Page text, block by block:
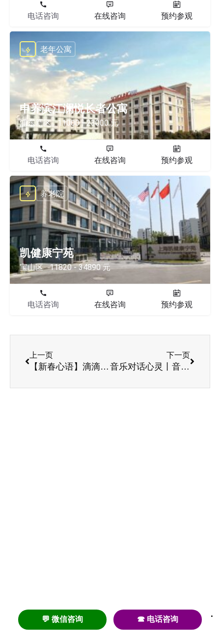
电话咨询 在线咨询 预约参观
申养滨江澜悦长者公寓
浦东新区 11000 - 23000 元
老年公寓
电话咨询 在线咨询 预约参观
凯健康宁苑
宝山区 11820 - 34890 元
养老院
电话咨询 在线咨询 预约参观
上一页
【新春心语】滴滴滴，新年的第一份祝福已发出，请查收！
下一页
音乐对话心灵丨音乐照顾走进吉祥苑
💬 微信咨询 ☎ 电话咨询